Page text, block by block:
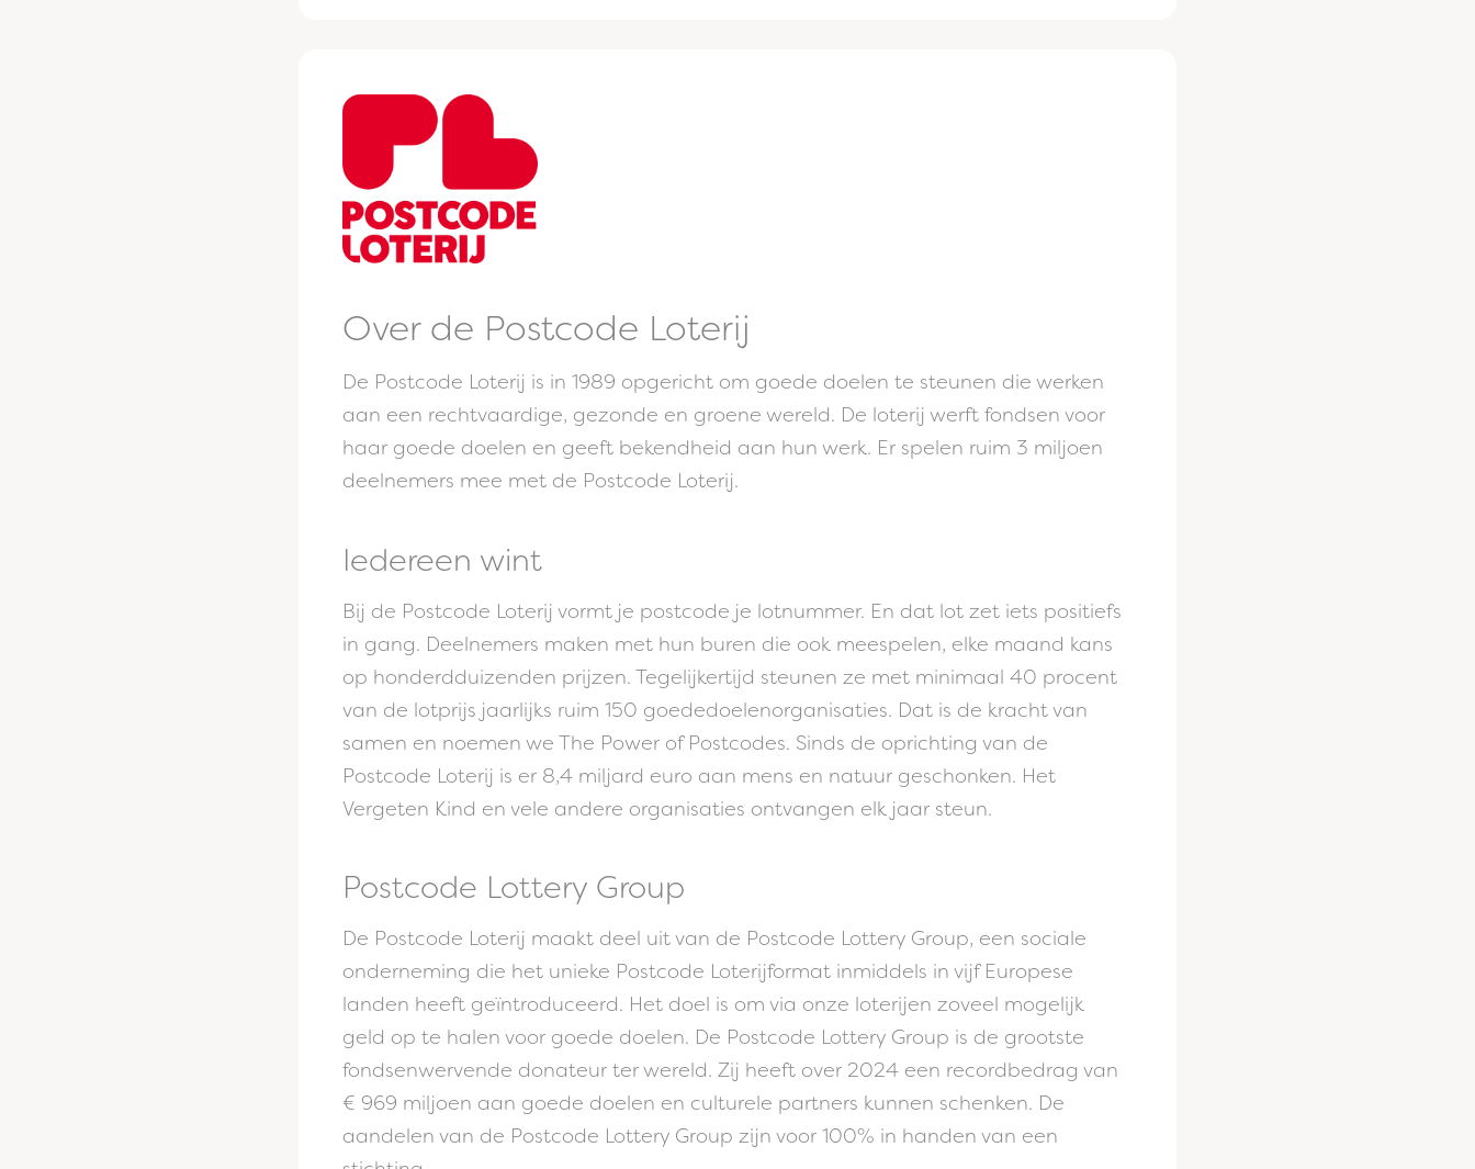
Over de Postcode Loterij
De Postcode Loterij is in 1989 opgericht om goede doelen te steunen die werken
aan een rechtvaardige, gezonde en groene wereld. De loterij werft fondsen voor
haar goede doelen en geeft bekendheid aan hun werk. Er spelen ruim 3 miljoen
deelnemers mee met de Postcode Loterij.
Iedereen wint
Bij de Postcode Loterij vormt je postcode je lotnummer. En dat lot zet iets positiefs
in gang. Deelnemers maken met hun buren die ook meespelen, elke maand kans
op honderdduizenden prijzen. Tegelijkertijd steunen ze met minimaal 40 procent
van de lotprijs jaarlijks ruim 150 goededoelenorganisaties. Dat is de kracht van
samen en noemen we The Power of Postcodes. Sinds de oprichting van de
Postcode Loterij is er 8,4 miljard euro aan mens en natuur geschonken. Het
Vergeten Kind en vele andere organisaties ontvangen elk jaar steun.
Postcode Lottery Group
De Postcode Loterij maakt deel uit van de Postcode Lottery Group, een sociale
onderneming die het unieke Postcode Loterijformat inmiddels in vijf Europese
landen heeft geïntroduceerd. Het doel is om via onze loterijen zoveel mogelijk
geld op te halen voor goede doelen. De Postcode Lottery Group is de grootste
fondsenwervende donateur ter wereld. Zij heeft over 2024 een recordbedrag van
€ 969 miljoen aan goede doelen en culturele partners kunnen schenken. De
aandelen van de Postcode Lottery Group zijn voor 100% in handen van een